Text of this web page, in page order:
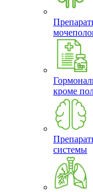
кроме
системы